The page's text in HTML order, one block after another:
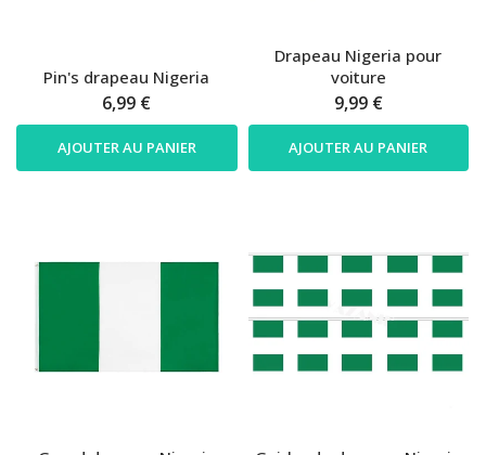
Pin's drapeau Nigeria
6,99 €
AJOUTER AU PANIER
Drapeau Nigeria pour
voiture
9,99 €
AJOUTER AU PANIER